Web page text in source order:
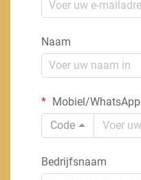
Naam
Mobiel/WhatsApp
Code
Bedrijfsnaam